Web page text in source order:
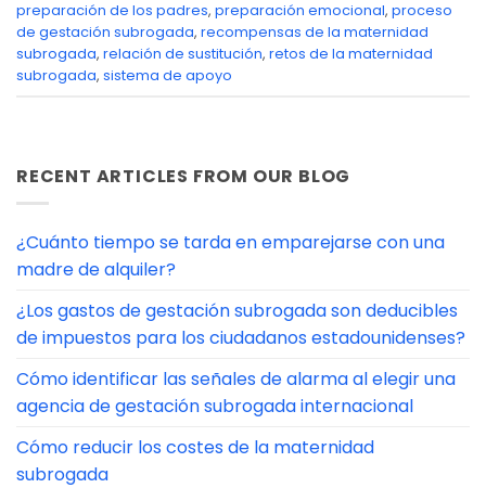
preparación de los padres, preparación emocional, proceso
de gestación subrogada, recompensas de la maternidad
subrogada, relación de sustitución, retos de la maternidad
subrogada, sistema de apoyo
RECENT ARTICLES FROM OUR BLOG
¿Cuánto tiempo se tarda en emparejarse con una
madre de alquiler?
¿Los gastos de gestación subrogada son deducibles
de impuestos para los ciudadanos estadounidenses?
Cómo identificar las señales de alarma al elegir una
agencia de gestación subrogada internacional
Cómo reducir los costes de la maternidad
subrogada